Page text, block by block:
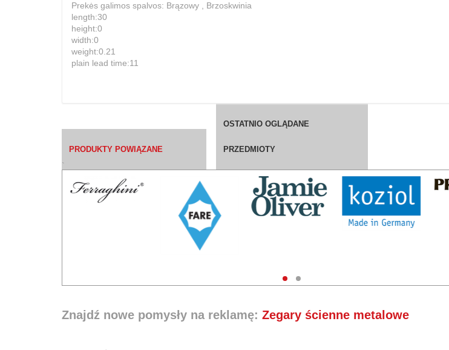
Prekės galimos spalvos: Brązowy , Brzoskwinia
length:30
height:0
width:0
weight:0.21
plain lead time:11
PRODUKTY POWIĄZANE
OSTATNIO OGLĄDANE
PRZEDMIOTY
`
Znajdź nowe pomysły na reklamę: Zegary ścienne metalowe